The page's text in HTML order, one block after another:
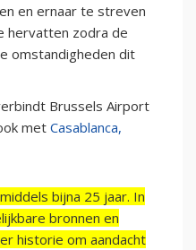
en ernaar te streven
hervatten zodra de
omstandigheden dit
Brussels Airport
met Casablanca,
bijna 25 jaar. In
bronnen en
historie om aandacht